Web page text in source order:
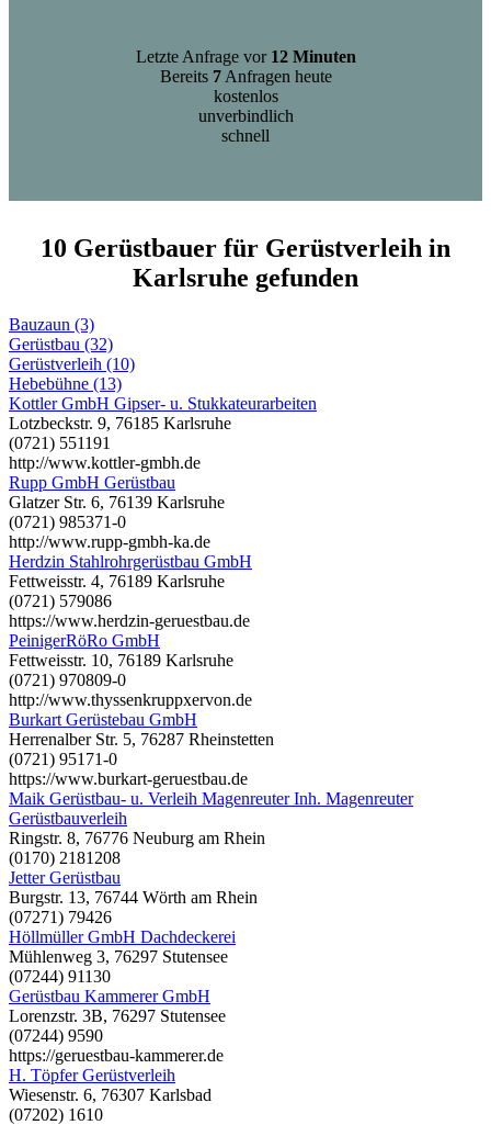
Letzte Anfrage vor 12 Minuten
Bereits 7Anfragen heute
kostenlos
unverbindlich
schnell
10 Gerüstbauer für Gerüstverleih in
Karlsruhe gefunden
Bauzaun (3)
Gerüstbau (32)
Gerüstverleih (10)
Hebebühne (13)
Kottler GmbH Gipser- u. Stukkateurarbeiten
Lotzbeckstr. 9, 76185 Karlsruhe
(0721) 551191
http://www.kottler-gmbh.de
Rupp GmbH Gerüstbau
Glatzer Str. 6, 76139 Karlsruhe
(0721) 985371-0
http://www.rupp-gmbh-ka.de
Herdzin Stahlrohrgerüstbau GmbH
Fettweisstr. 4, 76189 Karlsruhe
(0721) 579086
https://www.herdzin-geruestbau.de
PeinigerRöRo GmbH
Fettweisstr. 10, 76189 Karlsruhe
(0721) 970809-0
http://www.thyssenkruppxervon.de
Burkart Gerüstebau GmbH
Herrenalber Str. 5, 76287 Rheinstetten
(0721) 95171-0
https://www.burkart-geruestbau.de
Maik Gerüstbau- u. Verleih Magenreuter Inh. Magenreuter
Gerüstbauverleih
Ringstr. 8, 76776 Neuburg am Rhein
(0170) 2181208
Jetter Gerüstbau
Burgstr. 13, 76744 Wörth am Rhein
(07271) 79426
Höllmüller GmbH Dachdeckerei
Mühlenweg 3, 76297 Stutensee
(07244) 91130
Gerüstbau Kammerer GmbH
Lorenzstr. 3B, 76297 Stutensee
(07244) 9590
https://geruestbau-kammerer.de
H. Töpfer Gerüstverleih
Wiesenstr. 6, 76307 Karlsbad
(07202) 1610